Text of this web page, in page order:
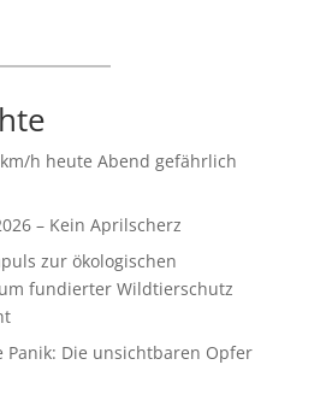
h heute Abend gefährlich
– Kein Aprilscherz
zur ökologischen
fundierter Wildtierschutz
Panik: Die unsichtbaren Opfer